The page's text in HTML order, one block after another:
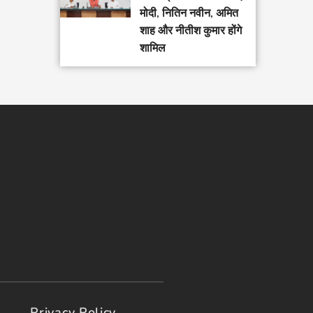
मोदी, नितिन नवीन, अमित
शाह और नीतीश कुमार होंगे
शामिल